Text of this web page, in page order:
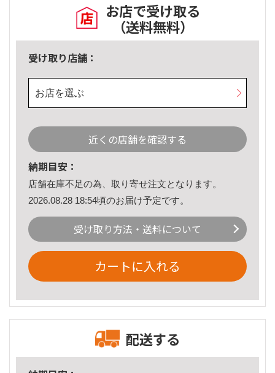
お店で受け取る
（送料無料）
受け取り店舗：
お店を選ぶ
近くの店舗を確認する
納期目安：
店舗在庫不足の為、取り寄せ注文となります。
2026.08.28 18:54頃のお届け予定です。
受け取り方法・送料について
カートに入れる
配送する